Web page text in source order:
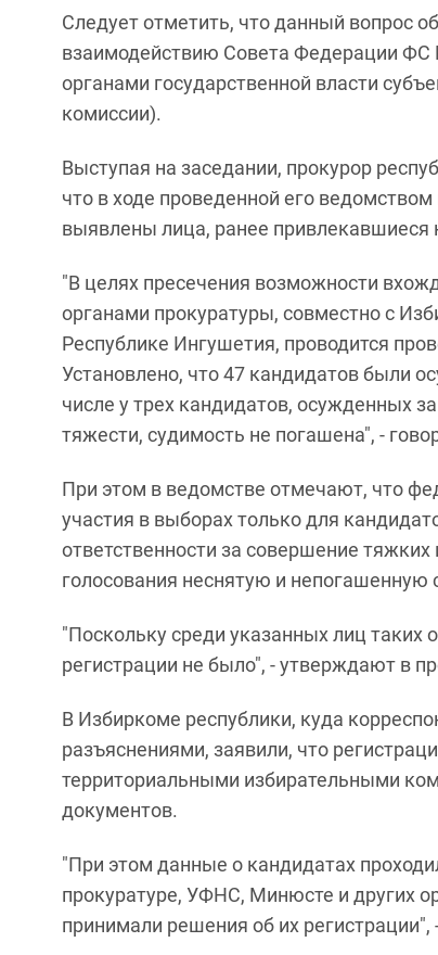
Следует отметить, что данный вопрос
взаимодействию Совета Федерации
органами государственной власти
комиссии).
Выступая на заседании, прокурор
что в ходе проведенной его
выявлены лица, ранее привлекавшиеся
"В целях пресечения возможности
органами прокуратуры, совместно с
Республике Ингушетия, проводится
Установлено, что 47 кандидатов были
числе у трех кандидатов, осужденных
тяжести, судимость не погашена", -
При этом в ведомстве отмечают, что
участия в выборах только для
ответственности за совершение
голосования неснятую и непогашенную
"Поскольку среди указанных лиц таких
регистрации не было", - утверждают в
В Избиркоме республики, куда
разъяснениями, заявили, что
территориальными избирательными
документов.
"При этом данные о кандидатах
прокуратуре, УФНС, Минюсте и других
принимали решения об их регистрации",